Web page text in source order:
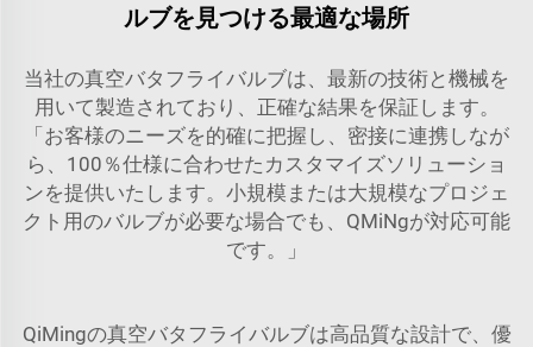
ルブを見つける最適な場所
当社の真空バタフライバルブは、最新の技術と機械を
用いて製造されており、正確な結果を保証します。
「お客様のニーズを的確に把握し、密接に連携しなが
ら、100％仕様に合わせたカスタマイズソリューショ
ンを提供いたします。小規模または大規模なプロジェ
クト用のバルブが必要な場合でも、QMiNgが対応可能
です。」
QiMingの真空バタフライバルブは高品質な設計で、優